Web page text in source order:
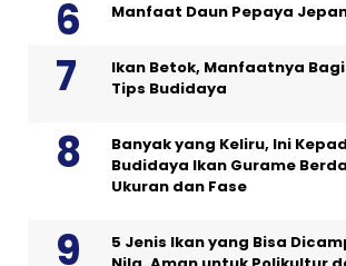
Manfaat Daun Pepaya
Ikan Betok, Manfaatnya
Tips Budidaya
Banyak yang Keliru, Ini
Budidaya Ikan Gurame
Ukuran dan Fase
5 Jenis Ikan yang Bisa